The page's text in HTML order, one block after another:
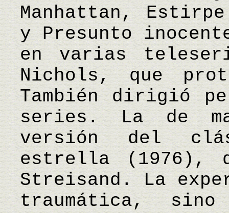
Manhattan,
y Presunto
en varias
Nichols, que
También dirigió
series. La de
versión del
estrella (1976),
Streisand. La
traumática,